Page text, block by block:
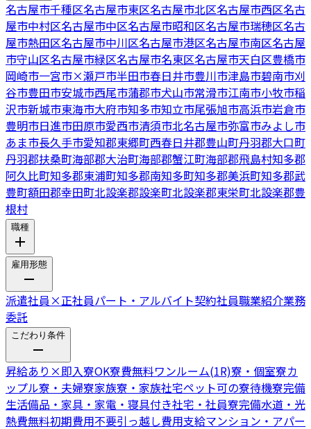
名古屋市千種区名古屋市東区名古屋市北区名古屋市西区名古
屋市中村区名古屋市中区名古屋市昭和区名古屋市瑞穂区名古
屋市熱田区名古屋市中川区名古屋市港区名古屋市南区名古屋
市守山区名古屋市緑区名古屋市名東区名古屋市天白区豊橋市
岡崎市一宮市×瀬戸市半田市春日井市豊川市津島市碧南市刈
谷市豊田市安城市西尾市蒲郡市犬山市常滑市江南市小牧市稲
沢市新城市東海市大府市知多市知立市尾張旭市高浜市岩倉市
豊明市日進市田原市愛西市清須市北名古屋市弥富市みよし市
あま市長久手市愛知郡東郷町西春日井郡豊山町丹羽郡大口町
丹羽郡扶桑町海部郡大治町海部郡蟹江町海部郡飛島村知多郡
阿久比町知多郡東浦町知多郡南知多町知多郡美浜町知多郡武
豊町額田郡幸田町北設楽郡設楽町北設楽郡東栄町北設楽郡豊
根村
職種
雇用形態
派遣社員 ×正社員パート・アルバイト契約社員職業紹介業務
委託
こだわり条件
昇給あり ×即入寮OK寮費無料ワンルーム(1R)寮・個室寮カ
ップル寮・夫婦寮家族寮・家族社宅ペット可の寮待機寮完備
生活備品・家具・家電・寝具付き社宅・社員寮完備水道・光
熱費無料初期費用不要引っ越し費用支給マンション・アパー